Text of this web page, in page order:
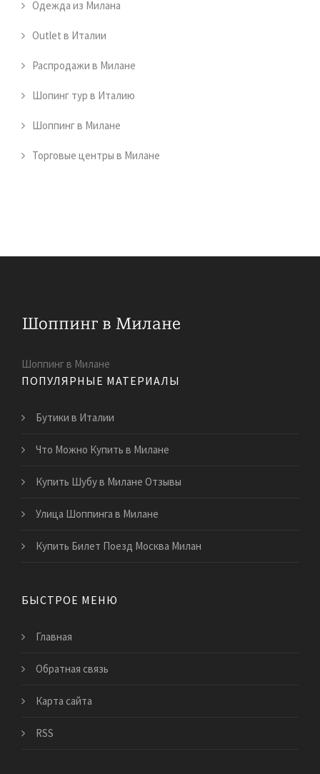
Одежда из Милана
Outlet в Италии
Распродажи в Милане
Шопинг тур в Италию
Шоппинг в Милане
Торговые центры в Милане
Шоппинг в Милане
ПОПУЛЯРНЫЕ МАТЕРИАЛЫ
Бутики в Италии
Что Можно Купить в Милане
Купить Шубу в Милане Отзывы
Улица Шоппинга в Милане
Купить Билет Поезд Москва Милан
БЫСТРОЕ МЕНЮ
Главная
Обратная связь
Карта сайта
RSS